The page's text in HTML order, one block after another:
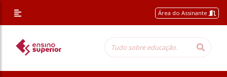
Área do Assinante